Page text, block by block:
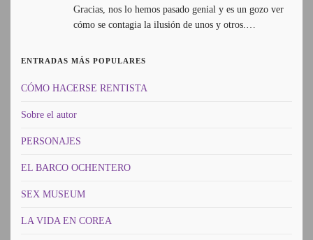
Gracias, nos lo hemos pasado genial y es un gozo ver
cómo se contagia la ilusión de unos y otros.…
ENTRADAS MÁS POPULARES
CÓMO HACERSE RENTISTA
Sobre el autor
PERSONAJES
EL BARCO OCHENTERO
SEX MUSEUM
LA VIDA EN COREA